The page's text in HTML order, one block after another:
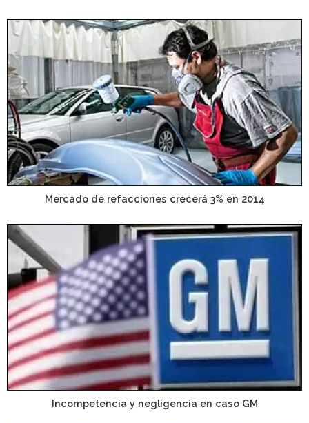
Mercado de refacciones crecerá 3% en 2014
Incompetencia y negligencia en caso GM